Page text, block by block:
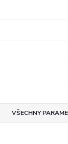
VŠECHNY